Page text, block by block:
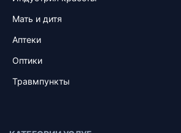
Мать и дитя
Аптеки
Оптики
Травмпункты